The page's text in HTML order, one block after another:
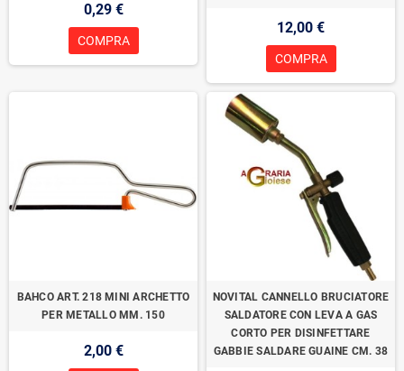
0,29 €
COMPRA
12,00 €
COMPRA
BAHCO ART. 218 MINI ARCHETTO
PER METALLO MM. 150
2,00 €
NOVITAL CANNELLO BRUCIATORE
SALDATORE CON LEVA A GAS
CORTO PER DISINFETTARE
GABBIE SALDARE GUAINE CM. 38